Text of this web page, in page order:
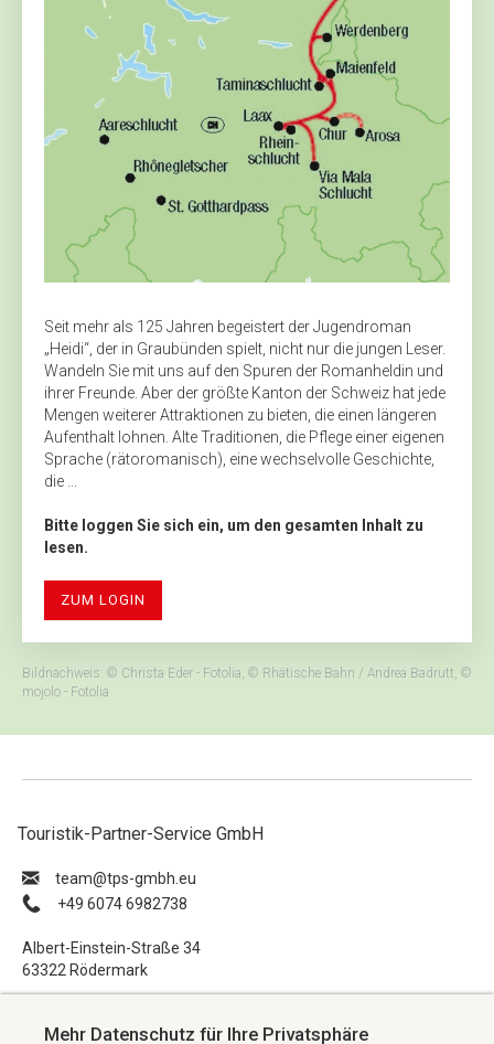
Seit mehr als 125 Jahren begeistert der Jugendroman
„Heidi“, der in Graubünden spielt, nicht nur die jungen Leser.
Wandeln Sie mit uns auf den Spuren der Romanheldin und
ihrer Freunde. Aber der größte Kanton der Schweiz hat jede
Mengen weiterer Attraktionen zu bieten, die einen längeren
Aufenthalt lohnen. Alte Traditionen, die Pflege einer eigenen
Sprache (rätoromanisch), eine wechselvolle Geschichte,
die ...
Bitte loggen Sie sich ein, um den gesamten Inhalt zu
lesen.
ZUM LOGIN
Bildnachweis: © Christa Eder - Fotolia, © Rhätische Bahn / Andrea Badrutt, ©
mojolo - Fotolia
Touristik-Partner-Service GmbH
ue.hbmg-spt@maet
+49 6074 6982738
Albert-Einstein-Straße 34
63322 Rödermark
Impressum
Mehr Datenschutz für Ihre Privatsphäre